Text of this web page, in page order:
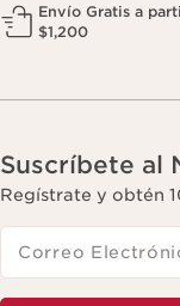
Envío Gratis a
$1,200
Suscríbete al
Regístrate y obtén
Correo